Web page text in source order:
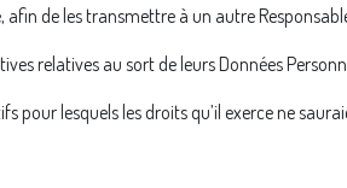
de les transmettre à un autre
relatives au sort de leurs Données
pour lesquels les droits qu’il exerce ne